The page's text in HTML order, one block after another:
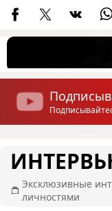
Эксклюзивные
личностями